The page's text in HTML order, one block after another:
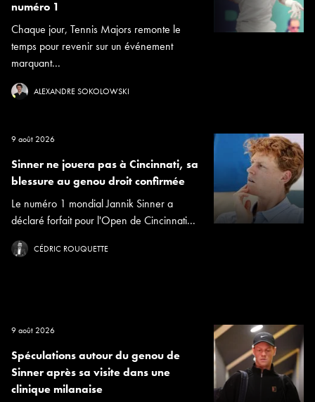
numéro 1
Chaque jour, Tennis Majors remonte le
temps pour revenir sur un événement
marquant...
ALEXANDRE SOKOLOWSKI
9 août 2026
Sinner ne jouera pas à Cincinnati, sa
blessure au genou droit confirmée
Le numéro 1 mondial Jannik Sinner a
déclaré forfait pour l'Open de Cincinnati...
CÉDRIC ROUQUETTE
9 août 2026
Spéculations autour du genou de
Sinner après sa visite dans une
clinique milanaise